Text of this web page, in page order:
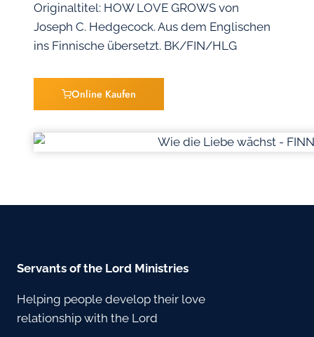
Originaltitel: HOW LOVE GROWS von
Joseph C. Hedgecock. Aus dem Englischen
ins Finnische übersetzt. BK/FIN/HLG
Online Kaufen
Servants of the Lord Ministries
Helping people develop their love
relationship with the Lord